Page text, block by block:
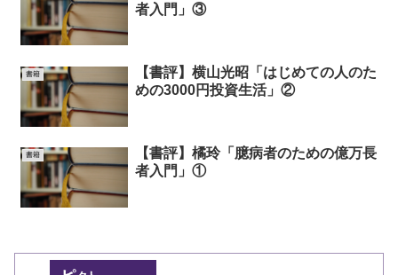
者入門」③
書籍
【書評】横山光昭「はじめての人のた
めの3000円投資生活」②
書籍
【書評】橘玲「臆病者のための億万長
者入門」①